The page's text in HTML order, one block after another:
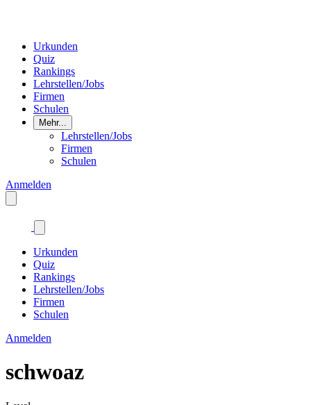
Urkunden
Quiz
Rankings
Lehrstellen/Jobs
Firmen
Schulen
Mehr...
Lehrstellen/Jobs
Firmen
Schulen
Anmelden
Urkunden
Quiz
Rankings
Lehrstellen/Jobs
Firmen
Schulen
Anmelden
schwoaz